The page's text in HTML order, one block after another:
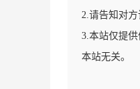
2.请告知对
3.本站仅提
本站无关。